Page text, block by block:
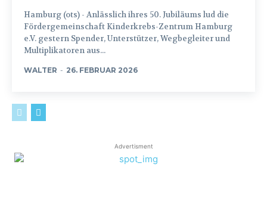
Hamburg (ots) - Anlässlich ihres 50. Jubiläums lud die
Fördergemeinschaft Kinderkrebs-Zentrum Hamburg
e.V. gestern Spender, Unterstützer, Wegbegleiter und
Multiplikatoren aus...
WALTER - 26. FEBRUAR 2026
Advertisment